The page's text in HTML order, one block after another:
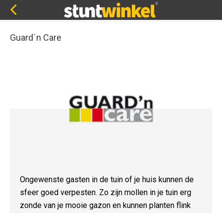
Guard´n Care
Ongewenste gasten in de tuin of je huis kunnen de
sfeer goed verpesten. Zo zijn mollen in je tuin erg
zonde van je mooie gazon en kunnen planten flink